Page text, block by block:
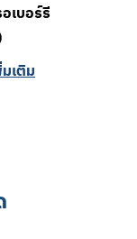
เบอร์รี
เติม